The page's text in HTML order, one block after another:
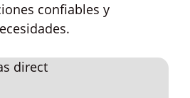
confiables y